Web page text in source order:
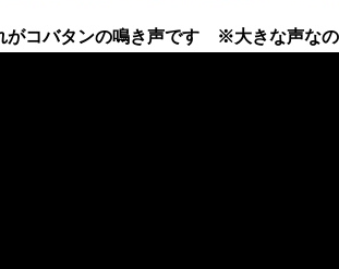
がコバタンの鳴き声です ※大きな声な